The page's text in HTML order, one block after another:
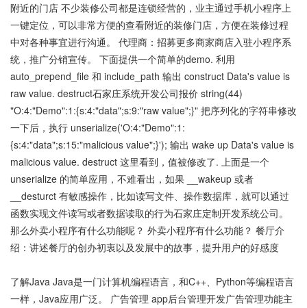
附近的门店 不少装修公司都是连锁经营的，业主通过手机小程序上
一键定位，可以非常方便的查看附近的装修门店，方便在装修过程
中对各种事宜进行沟通。 代理商：招募更多商家商店入驻小程序系
统，推广分销宣传。 下面提供一个简单的demo. 利用
auto_prepend_file 和 include_path 输出 construct Data's value is
raw value. destruct石家庄系统开发公司报价 string(44)
"O:4:"Demo":1:{s:4:"data";s:9:"raw value";}" 把序列化的字符串修改
一下后，执行 unserialize('O:4:"Demo":1:
{s:4:"data";s:15:"malicious value";}'); 输出 wake up Data's value is
malicious value. destruct 这里看到，值被修改了. 上面是一个
unserialize 的简单应用，不难看出，如果 __wakeup 或者
__desturct 有敏感操作，比如读写文件、操作数据库，就可以通过
函数实现文件读写或者数据读取的行为石家庄定制开发系统公司。
那么外卖小程序有什么功能呢？ 外卖小程序有什么功能？ 餐厅介
绍：讲述餐厅的创办初衷以及发展中的故事，提升用户的好感度
了解Java Java是一门计算机编程语言，和C++、Python等编程语言
一样，Java应用广泛。 广告管理 app后台管理开发广告管理功能主